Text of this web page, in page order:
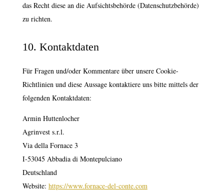
das Recht diese an die Aufsichtsbehörde (Datenschutzbehörde)
zu richten.
10. Kontaktdaten
Für Fragen und/oder Kommentare über unsere Cookie-
Richtlinien und diese Aussage kontaktiere uns bitte mittels der
folgenden Kontaktdaten:
Armin Huttenlocher
Agrinvest s.r.l.
Via della Fornace 3
I-53045 Abbadia di Montepulciano
Deutschland
Website: https://www.fornace-del-conte.com